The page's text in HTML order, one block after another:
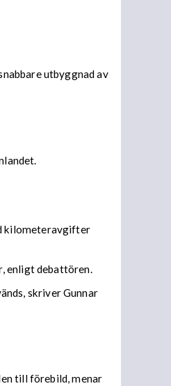
utbyggnad av
kilometeravgifter
enligt debattören.
skriver Gunnar
till förebild, menar